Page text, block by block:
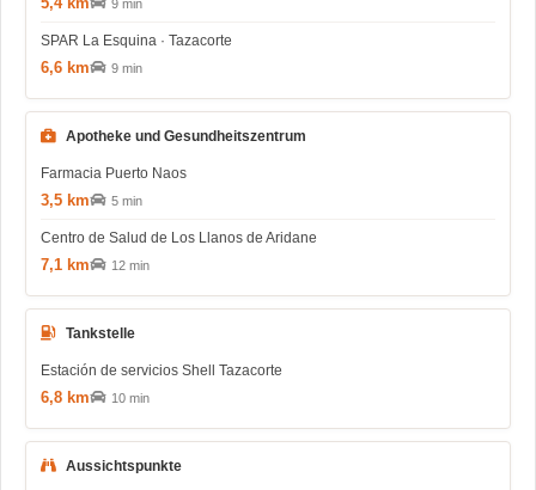
9 min
SPAR La Esquina · Tazacorte
6,6 km 9 min
Apotheke und Gesundheitszentrum
Farmacia Puerto Naos
3,5 km 5 min
Centro de Salud de Los Llanos de Aridane
7,1 km 12 min
Tankstelle
Estación de servicios Shell Tazacorte
6,8 km 10 min
Aussichtspunkte